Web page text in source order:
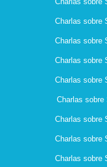
Charlas sobre
Charlas sobre
Charlas sobre
Charlas sobre
Charlas sobre
Charlas sobre
Charlas sobre
Charlas sobre